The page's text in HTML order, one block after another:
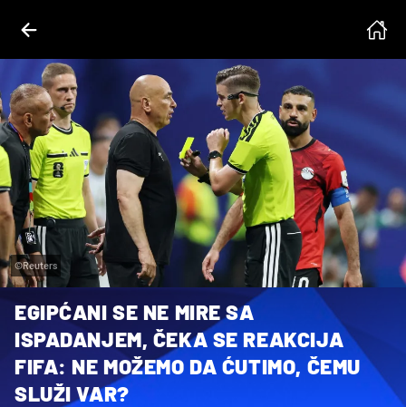
©Reuters
EGIPĆANI SE NE MIRE SA
ISPADANJEM, ČEKA SE REAKCIJA
FIFA: NE MOŽEMO DA ĆUTIMO, ČEMU
SLUŽI VAR?